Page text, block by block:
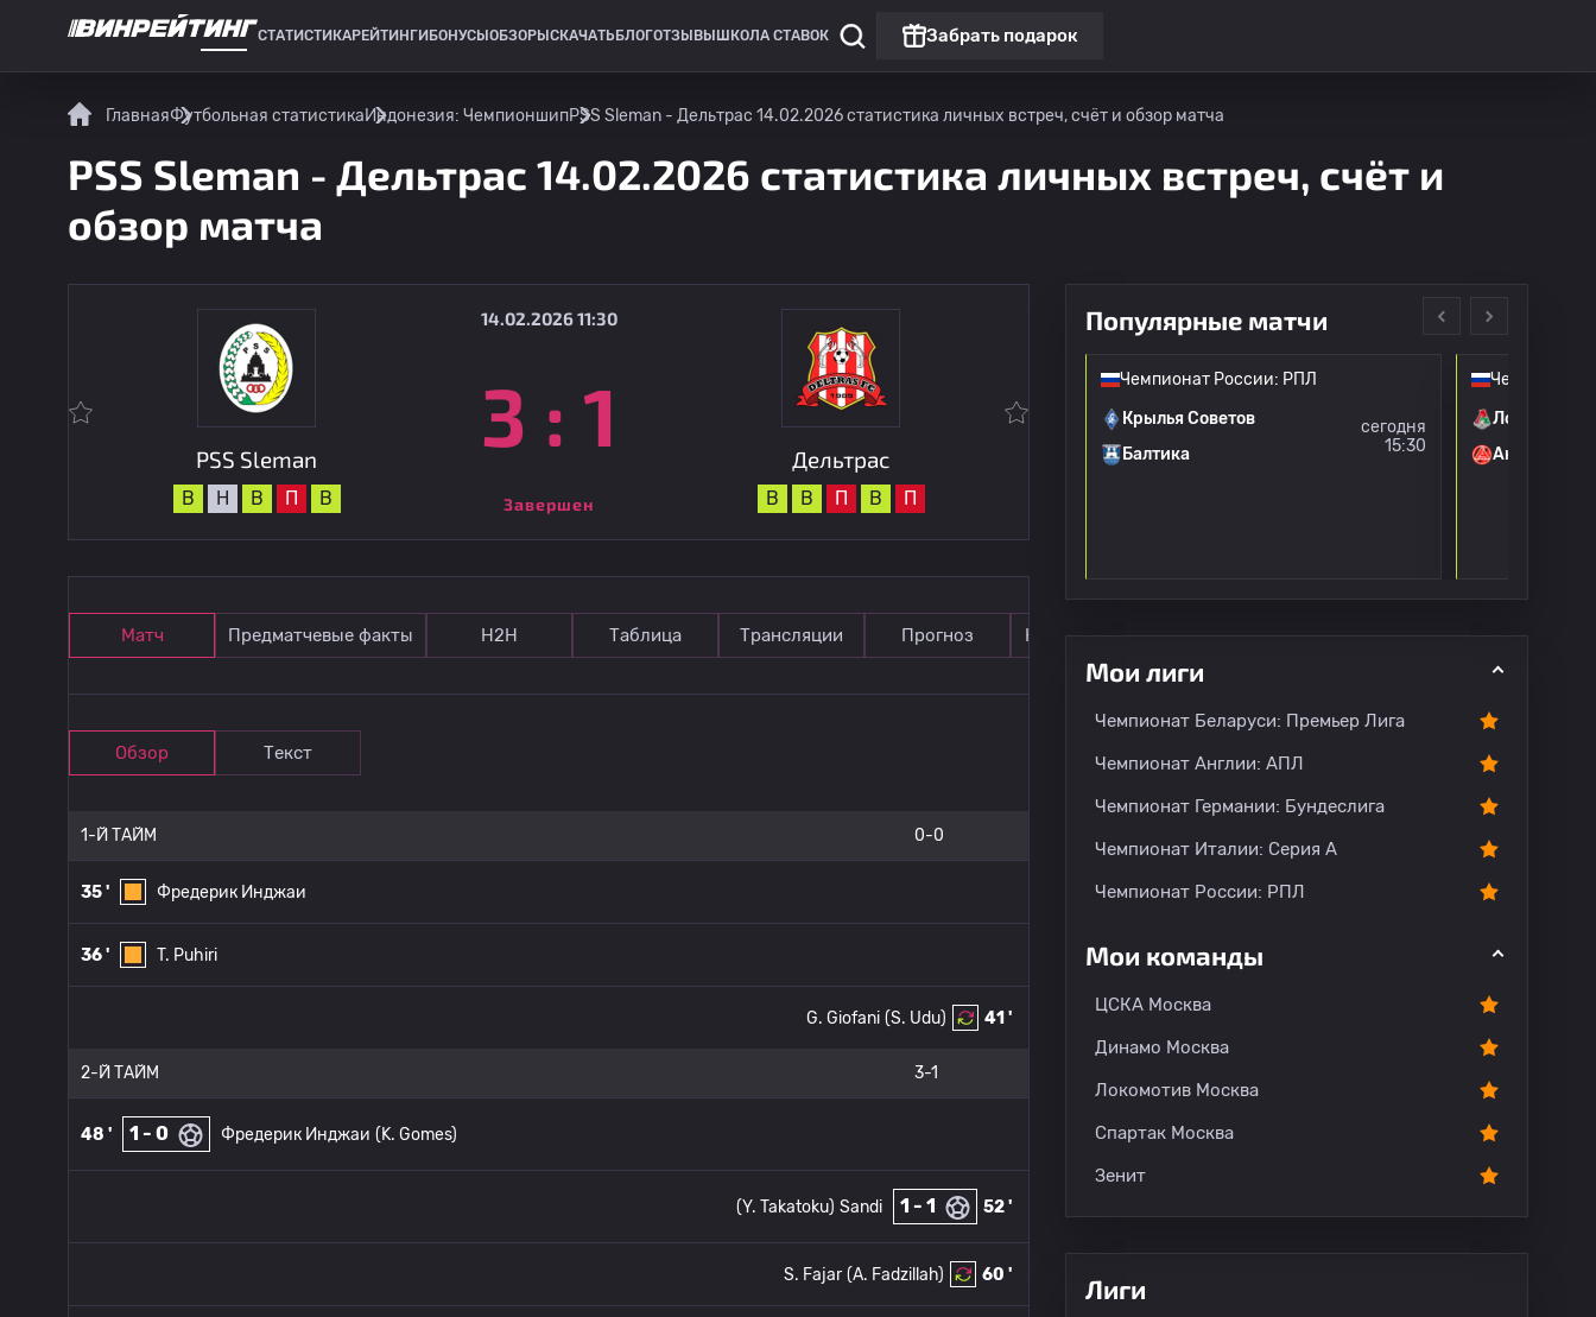
СТАТИСТИКАРЕЙТИНГИ БОНУСЫ ОБЗОРЫ СКАЧАТЬ БЛОГОТЗЫВЫ ШКОЛА СТАВОК Забрать подарок
ГлавнаяФутбольная статистикаИндонезия: ЧемпионшипPSS Sleman - Дельтрас 14.02.2026 статистика личных встреч, счёт и обзор матча
PSS Sleman - Дельтрас 14.02.2026 статистика личных встреч, счёт и
обзор матча
PSS Sleman
В Н В П В
14.02.2026 11:30
3 : 1
Завершен
Дельтрас
В В П В П
Матч Предматчевые факты Н2Н Таблица Трансляции Прогноз Комментарии
Обзор Текст
1-Й ТАЙМ 0-0
35 ' Фредерик Инджаи
36 ' T. Puhiri
41 '
(S. Udu)
G. Giofani
2-Й ТАЙМ 3-1
48 ' 1 - 0 Фредерик Инджаи (K. Gomes)
52 '
1 - 1
Sandi
(Y. Takatoku)
60 '
(A. Fadzillah)
S. Fajar
Популярные матчи
Чемпионат России: РПЛ
Чемпионат России: РПЛ
Крылья Советов
Балтика
сегодня
15:30
Чемпионат
Локомотив
Акрон
Мои лиги
Чемпионат Беларуси: Премьер Лига
Чемпионат Англии: АПЛ
Чемпионат Германии: Бундеслига
Чемпионат Италии: Серия А
Чемпионат России: РПЛ
Мои команды
ЦСКА Москва
Динамо Москва
Локомотив Москва
Спартак Москва
Зенит
Лиги